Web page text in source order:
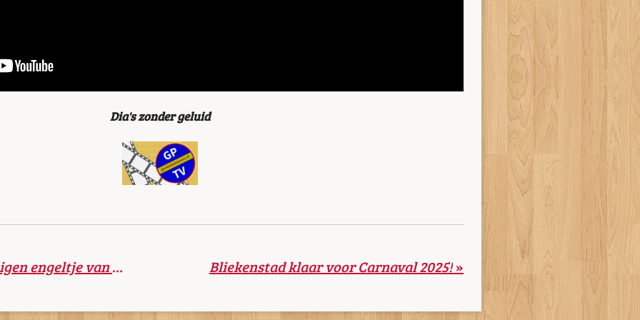
Dia's zonder geluid
Workshop "Maak je eigen engeltje van zachte wol" Bliekenstad klaar voor Carnaval 2025!»